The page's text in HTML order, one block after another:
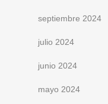
septiembre 2024
julio 2024
junio 2024
mayo 2024